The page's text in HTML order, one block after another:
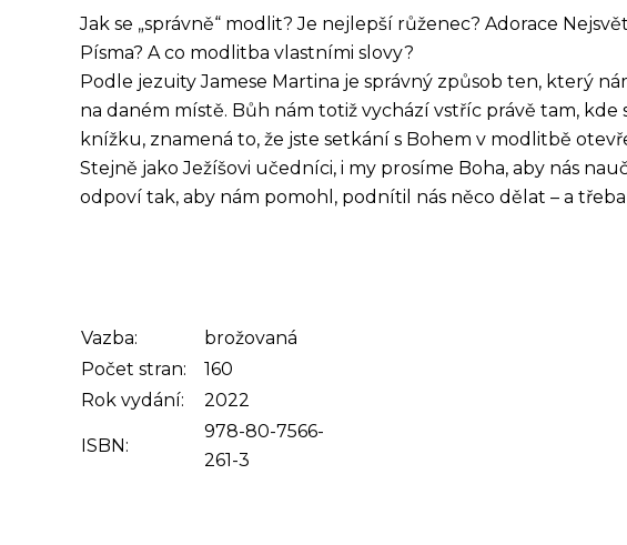
Jak se „správně“ modlit? Je nejlepší růženec? Adorace
Písma? A co modlitba vlastními slovy?
Podle jezuity Jamese Martina je správný způsob ten, který
na daném místě. Bůh nám totiž vychází vstříc právě tam,
knížku, znamená to, že jste setkání s Bohem v modlitbě
Stejně jako Ježíšovi učedníci, i my prosíme Boha, aby nás
odpoví tak, aby nám pomohl, podnítil nás něco dělat – a třeba
Vazba:
brožovaná
Počet stran:
160
Rok vydání:
2022
ISBN:
978-80-7566-
261-3